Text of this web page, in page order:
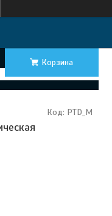
Корзина
Код: PTD_M